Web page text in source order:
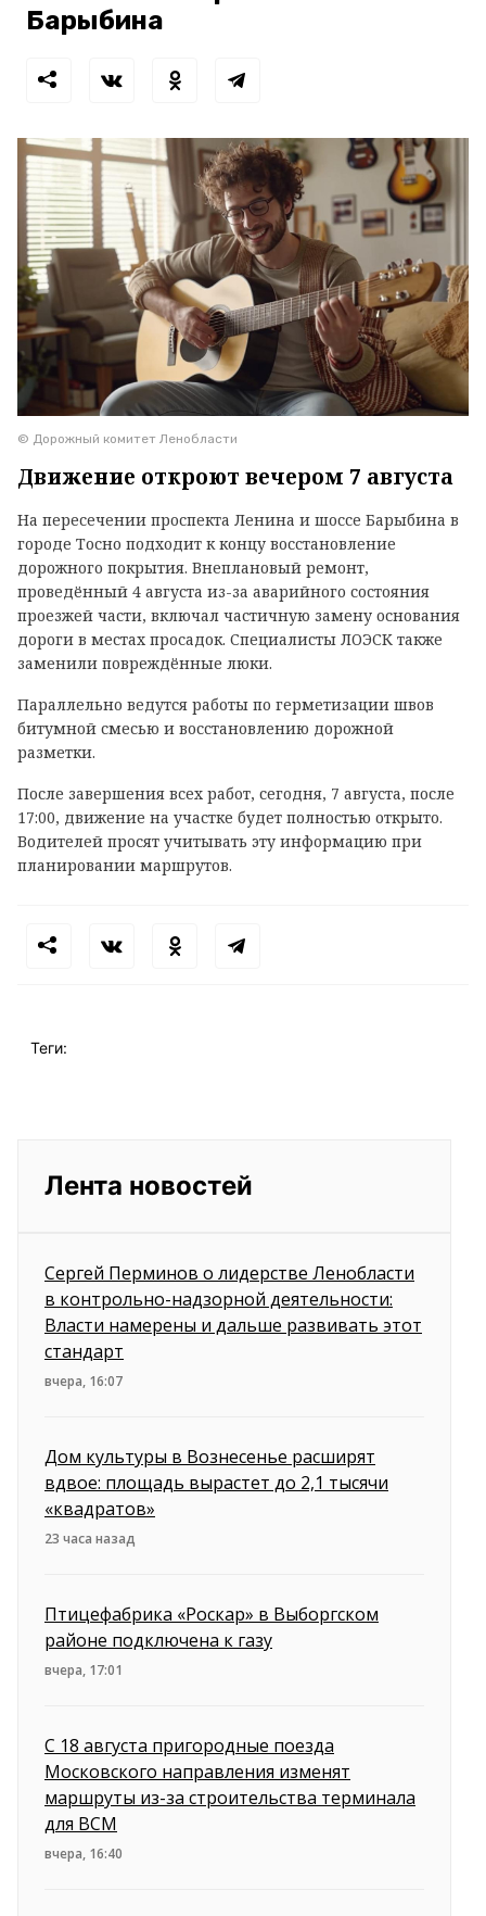
Барыбина
© Дорожный комитет Ленобласти
Движение откроют вечером 7 августа
На пересечении проспекта Ленина и шоссе Барыбина в
городе Тосно подходит к концу восстановление
дорожного покрытия. Внеплановый ремонт,
проведённый 4 августа из-за аварийного состояния
проезжей части, включал частичную замену основания
дороги в местах просадок. Специалисты ЛОЭСК также
заменили повреждённые люки.
Параллельно ведутся работы по герметизации швов
битумной смесью и восстановлению дорожной
разметки.
После завершения всех работ, сегодня, 7 августа, после
17:00, движение на участке будет полностью открыто.
Водителей просят учитывать эту информацию при
планировании маршрутов.
Теги:
Лента новостей
Сергей Перминов о лидерстве Ленобласти
в контрольно-надзорной деятельности:
Власти намерены и дальше развивать этот
стандарт
вчера, 16:07
Дом культуры в Вознесенье расширят
вдвое: площадь вырастет до 2,1 тысячи
«квадратов»
23 часа назад
Птицефабрика «Роскар» в Выборгском
районе подключена к газу
вчера, 17:01
С 18 августа пригородные поезда
Московского направления изменят
маршруты из-за строительства терминала
для ВСМ
вчера, 16:40